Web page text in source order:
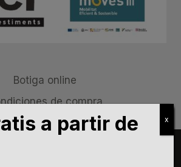
Botiga online
de compra